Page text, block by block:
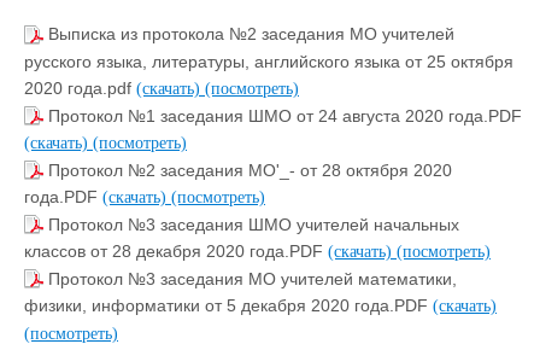
Выписка из протокола №2 заседания МО учителей
русского языка, литературы, английского языка от 25 октября
2020 года.pdf (скачать) (посмотреть)
Протокол №1 заседания ШМО от 24 августа 2020 года.PDF
(скачать) (посмотреть)
Протокол №2 заседания МО'_- от 28 октября 2020
года.PDF (скачать) (посмотреть)
Протокол №3 заседания ШМО учителей начальных
классов от 28 декабря 2020 года.PDF (скачать) (посмотреть)
Протокол №3 заседания МО учителей математики,
физики, информатики от 5 декабря 2020 года.PDF (скачать)
(посмотреть)